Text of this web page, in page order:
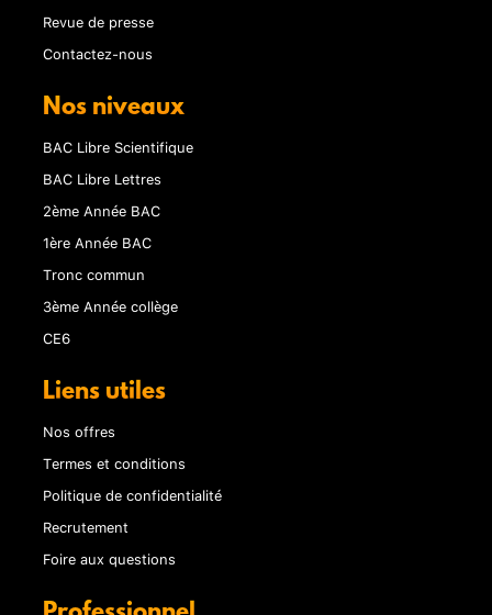
Revue de presse
Contactez-nous
Nos niveaux
BAC Libre Scientifique
BAC Libre Lettres
2ème Année BAC
1ère Année BAC
Tronc commun
3ème Année collège
CE6
Liens utiles
Nos offres
Termes et conditions
Politique de confidentialité
Recrutement
Foire aux questions